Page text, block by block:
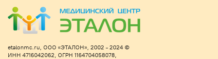
etalonmc.ru, ООО «ЭТАЛОН», 2002 - 2024 ©
ИНН 4716042062, ОГРН 1164704058078,